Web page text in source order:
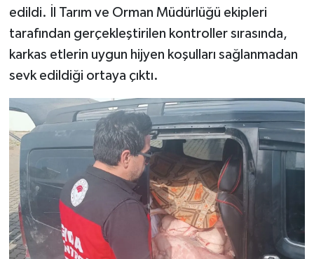
edildi. İl Tarım ve Orman Müdürlüğü ekipleri
tarafından gerçekleştirilen kontroller sırasında,
karkas etlerin uygun hijyen koşulları sağlanmadan
sevk edildiği ortaya çıktı.